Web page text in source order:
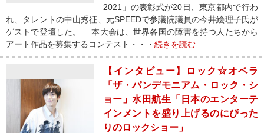
2021」の表彰式が20日、東京都内で行わ
れ、タレントの中山秀征、元SPEEDで参議院議員の今井絵理子氏が
ゲストで登壇した。 本大会は、世界各国の障害を持つ人たちから
アート作品を募集するコンテスト・・・ 続きを読む
【インタビュー】ロック☆オペラ
「ザ・パンデモニアム・ロック・シ
ョー」水田航生「日本のエンターテ
インメントを盛り上げるのにぴった
りのロックショー」